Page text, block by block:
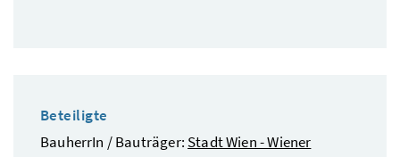
Beteiligte
BauherrIn / Bauträger: Stadt Wien - Wiener